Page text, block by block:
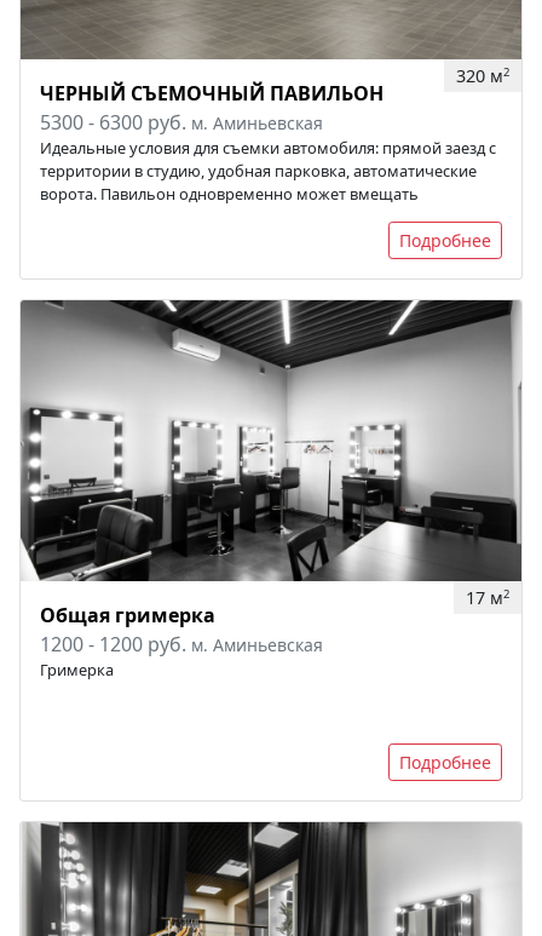
320 м2
ЧЕРНЫЙ СЪЕМОЧНЫЙ ПАВИЛЬОН
5300 - 6300 руб. м. Аминьевская
Идеальные условия для съемки автомобиля: прямой заезд с
территории в студию, удобная парковка, автоматические
ворота. Павильон одновременно может вмещать
Подробнее
17 м2
Общая гримерка
1200 - 1200 руб. м. Аминьевская
Гримерка
Подробнее